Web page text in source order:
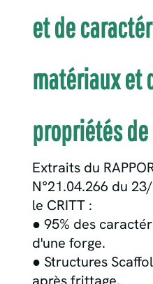
et de
matériaux et
propriétés
Extraits du
N°21.04.266 du
le CRITT :
● 95% des
d'une forge.
● Structures